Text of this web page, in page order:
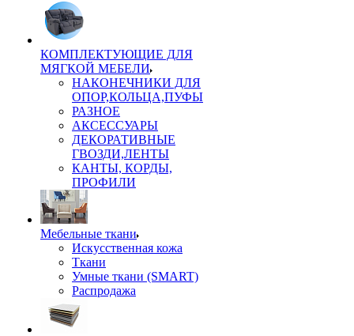
КОМПЛЕКТУЮЩИЕ ДЛЯ
МЯГКОЙ МЕБЕЛИ
НАКОНЕЧНИКИ ДЛЯ
ОПОР,КОЛЬЦА,ПУФЫ
РАЗНОЕ
АКСЕССУАРЫ
ДЕКОРАТИВНЫЕ
ГВОЗДИ,ЛЕНТЫ
КАНТЫ, КОРДЫ,
ПРОФИЛИ
Мебельные ткани
Искусственная кожа
Ткани
Умные ткани (SMART)
Распродажа